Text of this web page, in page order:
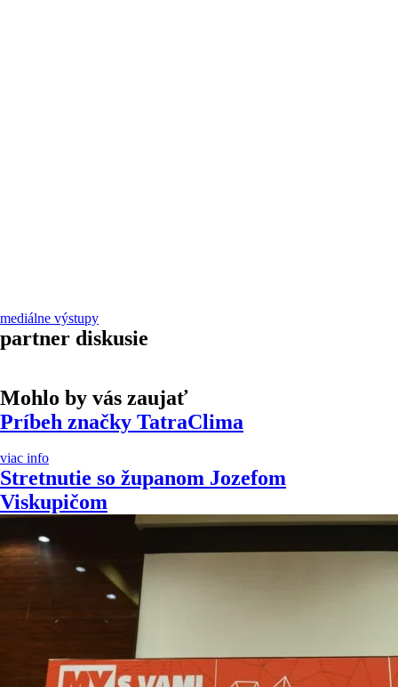
mediálne výstupy
partner diskusie
Mohlo by vás zaujať
Príbeh značky TatraClima
viac info
Stretnutie so županom Jozefom
Viskupičom